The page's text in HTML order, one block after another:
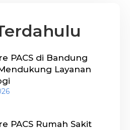
PACS di Bandung
Layanan
PACS Rumah Sakit